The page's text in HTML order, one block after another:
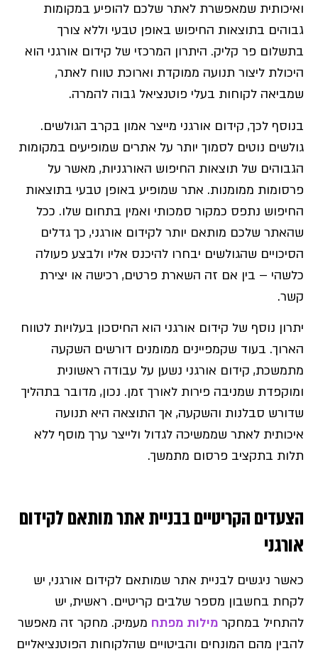
ואיכותית שמאפשרת לאתר שלכם להופיע במקומות
גבוהים בתוצאות החיפוש באופן טבעי וללא צורך
בתשלום פר קליק. היתרון המרכזי של קידום אורגני הוא
היכולת ליצור תנועה ממוקדת וארוכת טווח לאתר,
שמביאה לקוחות בעלי פוטנציאל גבוה להמרה.
בנוסף לכך, קידום אורגני מייצר אמון בקרב הגולשים.
גולשים נוטים לסמוך יותר על אתרים שמופיעים במקומות
הגבוהים של תוצאות החיפוש האורגניות, מאשר על
פרסומות ממומנות. אתר שמופיע באופן טבעי בתוצאות
החיפוש נתפס כמקור סמכותי ואמין בתחום שלו. ככל
שהאתר שלכם מותאם יותר לקידום אורגני, כך גדלים
הסיכויים שהגולשים יבחרו להיכנס אליו ולבצע פעולה
כלשהי – בין אם זה השארת פרטים, רכישה או יצירת
קשר.
יתרון נוסף של קידום אורגני הוא החיסכון בעלויות לטווח
הארוך. בעוד שקמפיינים ממומנים דורשים השקעה
מתמשכת, קידום אורגני נשען על עבודה ראשונית
ומוקפדת שמניבה פירות לאורך זמן. נכון, מדובר בתהליך
שדורש סבלנות והשקעה, אך התוצאה היא תנועה
איכותית לאתר שממשיכה לגדול ולייצר ערך מוסף ללא
תלות בתקציב פרסום מתמשך.
הצעדים הקריטיים בבניית אתר מותאם לקידום
אורגני
כאשר ניגשים לבניית אתר שמותאם לקידום אורגני, יש
לקחת בחשבון מספר שלבים קריטיים. ראשית, יש
להתחיל במחקר מילות מפתח מעמיק. מחקר זה מאפשר
להבין מהם המונחים והביטויים שהלקוחות הפוטנציאליים